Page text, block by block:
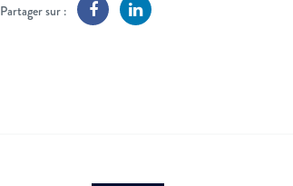
Partager sur :